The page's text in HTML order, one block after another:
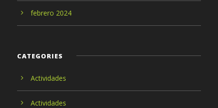
febrero 2024
CATEGORIES
Actividades
Actividades